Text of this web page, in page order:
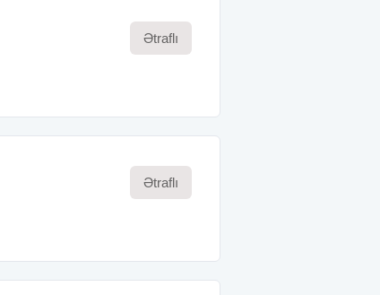
Ətraflı
Ətraflı